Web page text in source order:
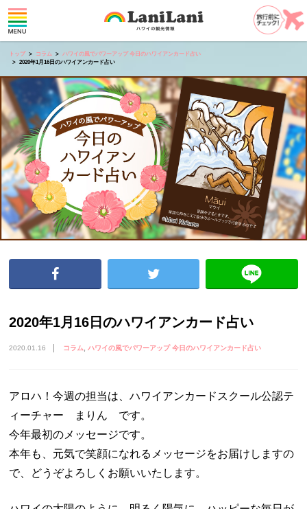
トップ コラム
ハワイの風でパワーアップ 今日のハワイアンカード占い
2020年1月16日のハワイアンカード占い
2020年1月16日のハワイアンカード占い
2020.01.16 コラム ハワイの風でパワーアップ 今日のハワイアンカード占い
アロハ！今週の担当は、ハワイアンカードスクール公認テ
ィーチャー まりん です。
今年最初のメッセージです。
本年も、元気で笑顔になれるメッセージをお届けしますの
で、どうぞよろしくお願いいたします。